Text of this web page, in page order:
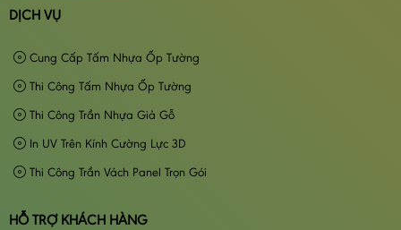
DỊCH VỤ
Cung Cấp Tấm Nhựa Ốp Tường
Thi Công Tấm Nhựa Ốp Tường
Thi Công Trần Nhựa Giả Gỗ
In UV Trên Kính Cường Lực 3D
Thi Công Trần Vách Panel Trọn Gói
HỖ TRỢ KHÁCH HÀNG